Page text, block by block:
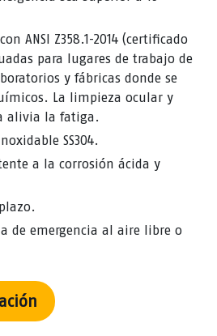
ANSI Z358.1-2014 (certificado
para lugares de trabajo de
y fábricas donde se
La limpieza ocular y
alivia la fatiga.
SS304.
a la corrosión ácida y
de emergencia al aire libre o